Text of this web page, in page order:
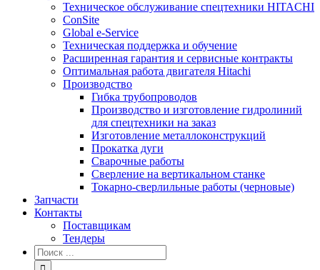
Техническое обслуживание спецтехники HITACHI
ConSite
Global e-Service
Техническая поддержка и обучение
Расширенная гарантия и сервисные контракты
Оптимальная работа двигателя Hitachi
Производство
Гибка трубопроводов
Производство и изготовление гидролиний
для спецтехники на заказ
Изготовление металлоконструкций
Прокатка дуги
Сварочные работы
Сверление на вертикальном станке
Токарно-сверлильные работы (черновые)
Запчасти
Контакты
Поставщикам
Тендеры
Результат
поиска: